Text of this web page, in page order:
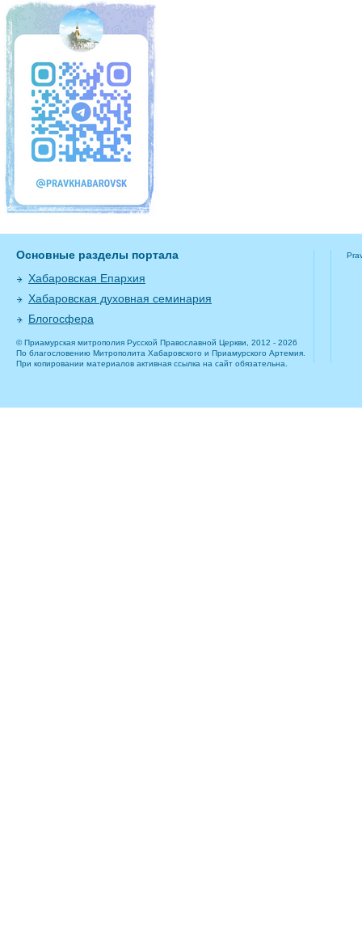
Основные разделы портала
Хабаровская Епархия
Хабаровская духовная семинария
Блогосфера
© Приамурская митрополия Русской Православной Церкви, 2012 - 2026
По благословению Митрополита Хабаровского и Приамурского Артемия.
При копировании материалов активная ссылка на сайт обязательна.